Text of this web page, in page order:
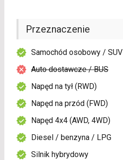
Przeznaczenie
Samochód osobowy / SUV
Auto dostawcze / BUS
Napęd na tył (RWD)
Napęd na przód (FWD)
Napęd 4x4 (AWD, 4WD)
Diesel / benzyna / LPG
Silnik hybrydowy